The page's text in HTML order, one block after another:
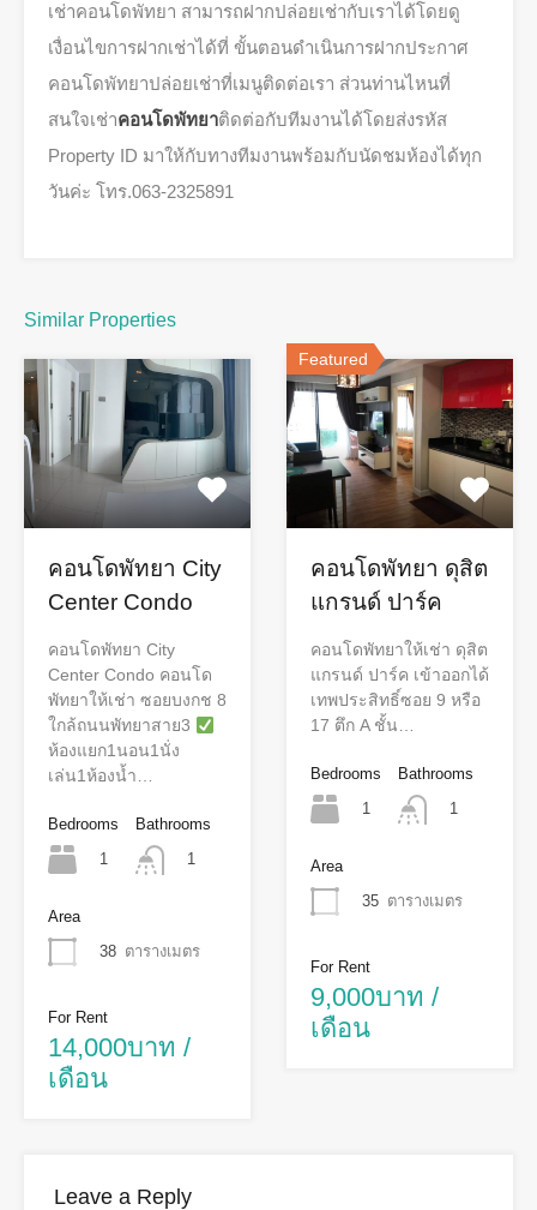
เช่าคอนโดพัทยา สามารถฝากปล่อยเช่ากับเราได้โดยดู
เงื่อนไขการฝากเช่าได้ที่ ขั้นตอนดำเนินการฝากประกาศ
คอนโดพัทยาปล่อยเช่าที่เมนูติดต่อเรา ส่วนท่านไหนที่
สนใจเช่าคอนโดพัทยาติดต่อกับทีมงานได้โดยส่งรหัส
Property ID มาให้กับทางทีมงานพร้อมกับนัดชมห้องได้ทุก
วันค่ะ โทร.063-2325891
Similar Properties
คอนโดพัทยา City
Center Condo
คอนโดพัทยา City
Center Condo คอนโด
พัทยาให้เช่า ซอยบงกช 8
ใกล้ถนนพัทยาสาย3
ห้องแยก1นอน1นั่ง
เล่น1ห้องน้ำ…
Bedrooms
1
Bathrooms
1
Area
38 ตารางเมตร
For Rent
14,000บาท /
เดือน
Featured
คอนโดพัทยา ดุสิต
แกรนด์ ปาร์ค
คอนโดพัทยาให้เช่า ดุสิต
แกรนด์ ปาร์ค เข้าออกได้
เทพประสิทธิ์ซอย 9 หรือ
17 ตึก A ชั้น…
Bedrooms
1
Bathrooms
1
Area
35 ตารางเมตร
For Rent
9,000บาท /
เดือน
Leave a Reply